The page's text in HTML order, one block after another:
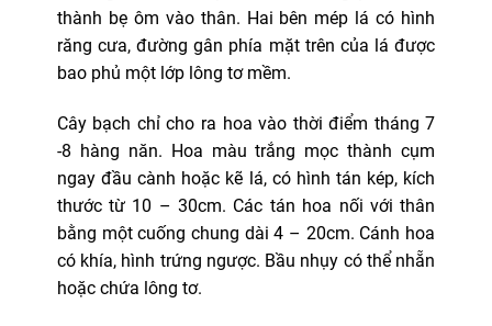
thành bẹ ôm vào thân. Hai bên mép lá có hình
răng cưa, đường gân phía mặt trên của lá được
bao phủ một lớp lông tơ mềm.
Cây bạch chỉ cho ra hoa vào thời điểm tháng 7
-8 hàng năn. Hoa màu trắng mọc thành cụm
ngay đầu cành hoặc kẽ lá, có hình tán kép, kích
thước từ 10 – 30cm. Các tán hoa nối với thân
bằng một cuống chung dài 4 – 20cm. Cánh hoa
có khía, hình trứng ngược. Bầu nhụy có thể nhẵn
hoặc chứa lông tơ.